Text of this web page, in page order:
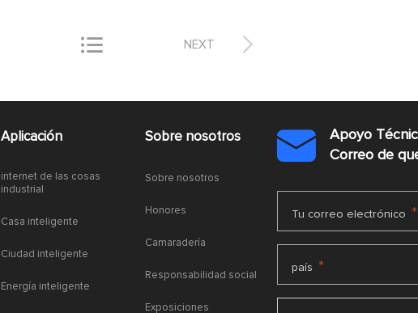
 
NEXT
Aplicación
internet de las cosas
industrial
Casa inteligente
Ciudad inteligente
Energía inteligente
Sobre nosotros
Sobre nosotros
Honores
Camaradería
Responsabilidad social
Exposiciones

Apoyo
Correo de
Tu correo electrónico *
país *